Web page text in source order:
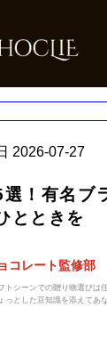
2026-07-27
！有名ブ
とときを
コレート監修部
トシーンでの贈り物選びは
っとした豆知識を添えてあ